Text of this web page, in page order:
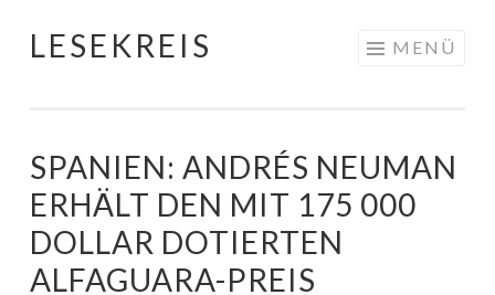
Springe
LESEKREIS MENÜ
SPANIEN: ANDRÉS NEUMAN
ERHÄLT DEN MIT 175 000
DOLLAR DOTIERTEN
ALFAGUARA-PREIS